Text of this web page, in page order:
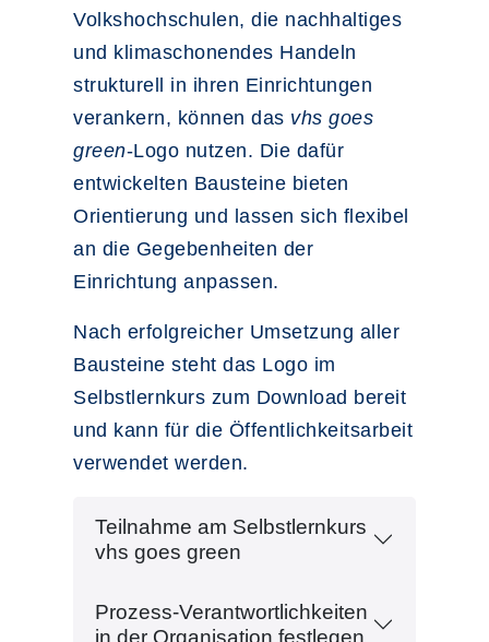
Volkshochschulen, die nachhaltiges
und klimaschonendes Handeln
strukturell in ihren Einrichtungen
verankern, können das vhs goes
green-Logo nutzen. Die dafür
entwickelten Bausteine bieten
Orientierung und lassen sich flexibel
an die Gegebenheiten der
Einrichtung anpassen.
Nach erfolgreicher Umsetzung aller
Bausteine steht das Logo im
Selbstlernkurs zum Download bereit
und kann für die Öffentlichkeitsarbeit
verwendet werden.
Teilnahme am Selbstlernkurs
vhs goes green
Prozess-Verantwortlichkeiten
in der Organisation festlegen